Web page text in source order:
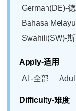
German(DE)-
Bahasa
Swahili(SW)-
Apply-适用
All-全部
Difficulty-难度